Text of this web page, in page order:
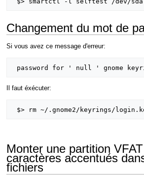
Changement du mot de
Si vous avez ce message d'erreur:
Il faut éxécuter:
Monter une partition
caractères accentués
fichiers